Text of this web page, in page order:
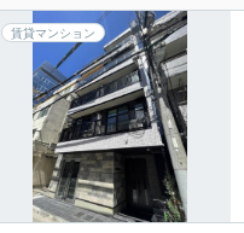
賃貸マンション